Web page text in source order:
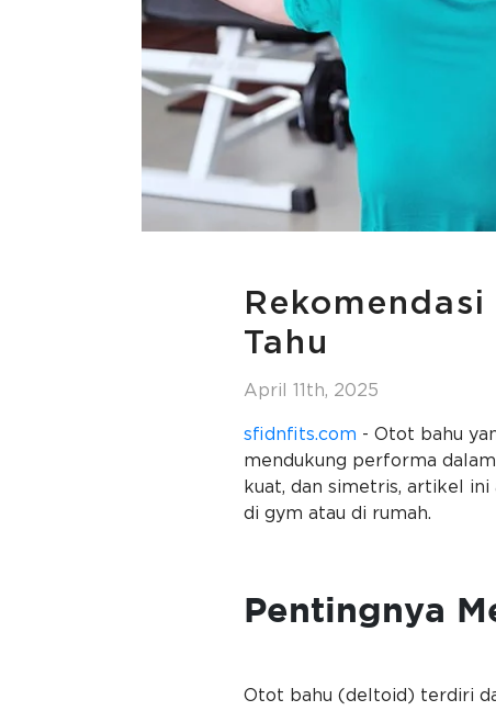
Tahu
April 11th, 2025
sfidnfits.com - Otot bahu
mendukung performa
kuat, dan simetris, artikel
di gym atau di rumah.
Pentingnya
Otot bahu (deltoid) terdiri